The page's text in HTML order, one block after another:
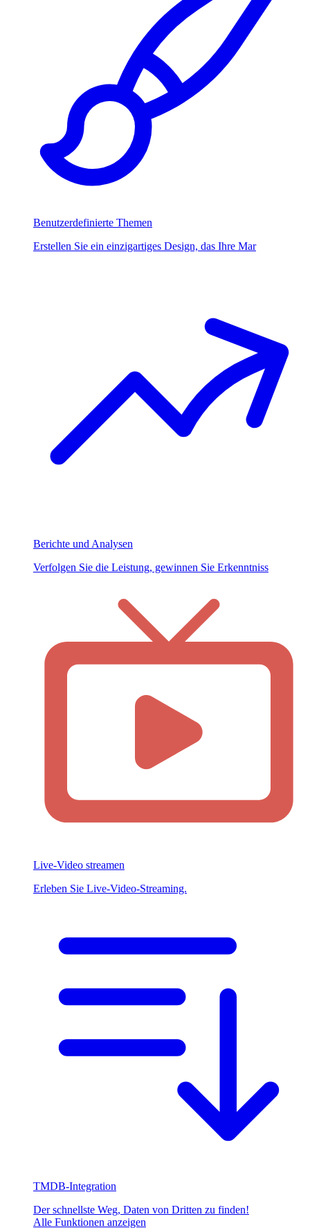
Benutzerdefinierte Themen
Erstellen Sie ein einzigartiges Design, das Ihre Mar
Berichte und Analysen
Verfolgen Sie die Leistung, gewinnen Sie Erkenntniss
Live-Video streamen
Erleben Sie Live-Video-Streaming.
TMDB-Integration
Der schnellste Weg, Daten von Dritten zu finden!
Alle Funktionen anzeigen